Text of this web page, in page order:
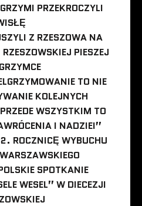
PRZEKROCZYLI
Z RZESZOWA NA
PIESZEJ
TO NIE
KOLEJNYCH
WSZYSTKIM TO
I NADZIEI”
ROCZNICĘ WYBUCHU
SPOTKANIE
WESEL” W DIECEZJI